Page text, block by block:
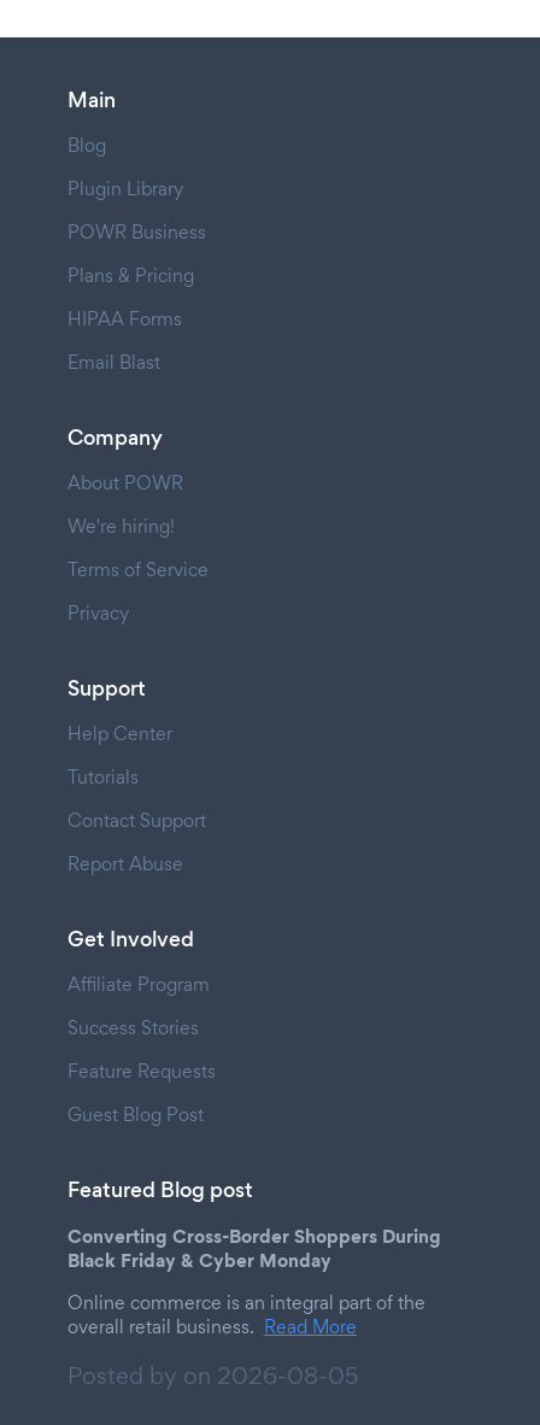
Main
Blog
Plugin Library
POWR Business
Plans & Pricing
HIPAA Forms
Email Blast
Company
About POWR
We're hiring!
Terms of Service
Privacy
Support
Help Center
Tutorials
Contact Support
Report Abuse
Get Involved
Affiliate Program
Success Stories
Feature Requests
Guest Blog Post
Featured Blog post
Converting Cross-Border Shoppers During
Black Friday & Cyber Monday
Online commerce is an integral part of the
overall retail business. Read More
Posted by on 2026-08-05